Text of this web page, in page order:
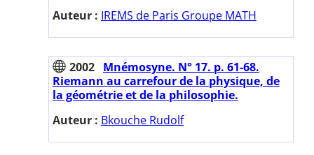
Auteur : IREMS de Paris Groupe MATH
2002 Mnémosyne. N° 17. p. 61-68.
Riemann au carrefour de la physique, de
la géométrie et de la philosophie.
Auteur : Bkouche Rudolf